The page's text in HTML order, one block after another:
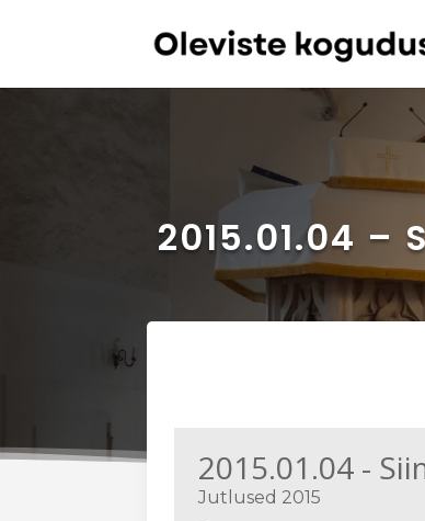
2015.01.04 –
2015.01.04 -
Jutlused 2015